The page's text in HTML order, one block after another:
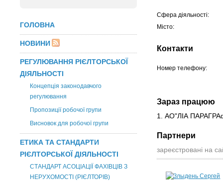
ГОЛОВНА
НОВИНИ
РЕГУЛЮВАННЯ РІЄЛТОРСЬКОЇ
ДІЯЛЬНОСТІ
Концепція законодавчого
регулювання
Пропозиції робочої групи
Висновок для робочої групи
ЕТИКА ТА СТАНДАРТИ
РІЄЛТОРСЬКОЇ ДІЯЛЬНОСТІ
СТАНДАРТ АСОЦІАЦІЇ ФАХІВЦІВ З
НЕРУХОМОСТІ (РІЄЛТОРІВ)
Сфера діяльності:
Місто:
Контакти
Номер телефону:
Зараз працюю
1. АО"ЛІА
Партнери
зареєстровані на